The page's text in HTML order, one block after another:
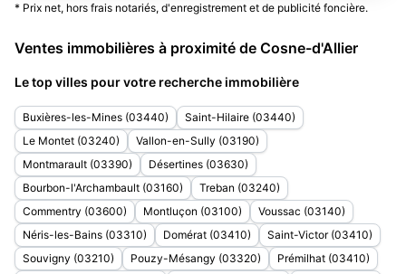
* Prix net, hors frais notariés, d'enregistrement et de publicité foncière.
Ventes immobilières à proximité de Cosne-d'Allier
Le top villes pour votre recherche immobilière
Buxières-les-Mines (03440)
Saint-Hilaire (03440)
Le Montet (03240)
Vallon-en-Sully (03190)
Montmarault (03390)
Désertines (03630)
Bourbon-l'Archambault (03160)
Treban (03240)
Commentry (03600)
Montluçon (03100)
Voussac (03140)
Néris-les-Bains (03310)
Domérat (03410)
Saint-Victor (03410)
Souvigny (03210)
Pouzy-Mésangy (03320)
Prémilhat (03410)